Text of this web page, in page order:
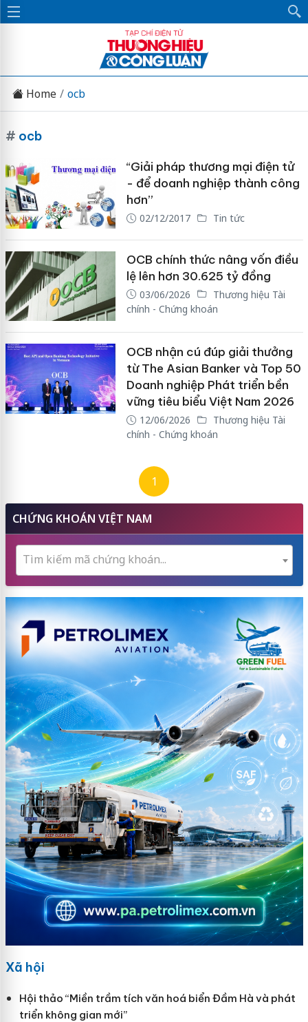
Home ocb
# ocb
“Giải pháp thương mại điện tử
- để doanh nghiệp thành công
hơn”
02/12/2017 Tin tức
OCB chính thức nâng vốn điều
lệ lên hơn 30.625 tỷ đồng
03/06/2026
Thương hiệu Tài
chính - Chứng khoán
OCB nhận cú đúp giải thưởng
từ The Asian Banker và Top 50
Doanh nghiệp Phát triển bền
vững tiêu biểu Việt Nam 2026
12/06/2026
Thương hiệu Tài
chính - Chứng khoán
1
CHỨNG KHOÁN VIỆT NAM
Tìm kiếm mã chứng khoán...
Xã hội
Hội thảo “Miền trầm tích văn hoá biển Đầm Hà và phát
triển không gian mới”